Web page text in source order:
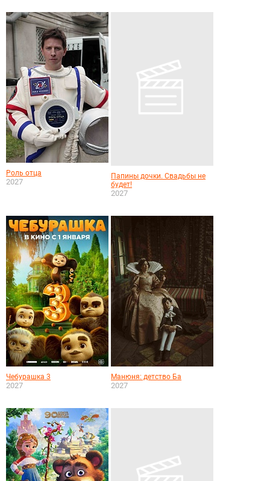
Роль отца
2027
Папины дочки. Свадьбы не
будет!
2027
Чебурашка 3
2027
Манюня: детство Ба
2027